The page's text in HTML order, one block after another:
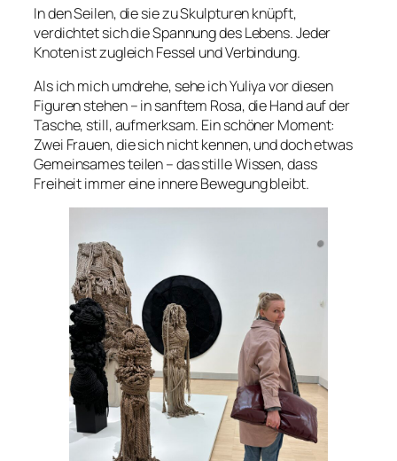
In den Seilen, die sie zu Skulpturen knüpft,
verdichtet sich die Spannung des Lebens. Jeder
Knoten ist zugleich Fessel und Verbindung.
Als ich mich umdrehe, sehe ich Yuliya vor diesen
Figuren stehen – in sanftem Rosa, die Hand auf der
Tasche, still, aufmerksam. Ein schöner Moment:
Zwei Frauen, die sich nicht kennen, und doch etwas
Gemeinsames teilen – das stille Wissen, dass
Freiheit immer eine innere Bewegung bleibt.